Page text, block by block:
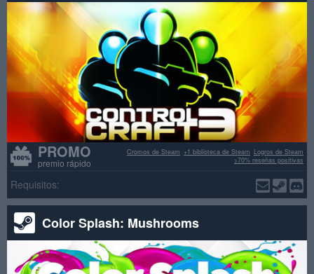
PROMO
premio rápido
Logros de Steam
+1 biblioteca de Steam
Cromos de Steam
>70% reseñas positivas
Requisitos:
Color Splash: Mushrooms